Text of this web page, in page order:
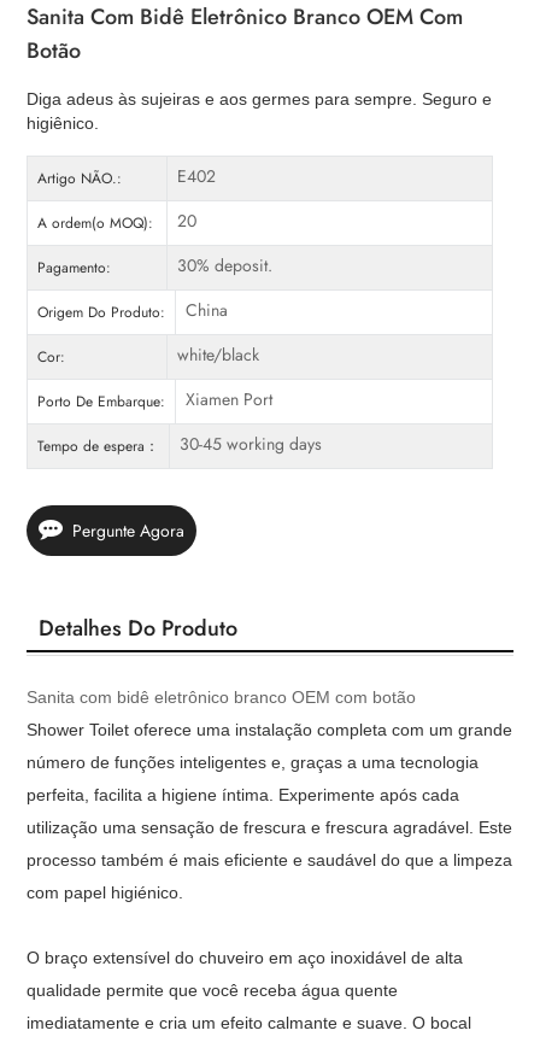
Sanita Com Bidê Eletrônico Branco OEM Com
Botão
Diga adeus às sujeiras e aos germes para sempre. Seguro e
higiênico.
Artigo NÃO.: E402
A ordem(o MOQ): 20
Pagamento: 30% deposit.
Origem Do Produto: China
Cor: white/black
Porto De Embarque: Xiamen Port
Tempo de espera： 30-45 working days
Pergunte Agora
Detalhes Do Produto
Sanita com bidê eletrônico branco OEM com botão
Shower Toilet oferece uma instalação completa com um grande
número de funções inteligentes e, graças a uma tecnologia
perfeita, facilita a higiene íntima. Experimente após cada
utilização uma sensação de frescura e frescura agradável. Este
processo também é mais eficiente e saudável do que a limpeza
com papel higiénico.
O braço extensível do chuveiro em aço inoxidável de alta
qualidade permite que você receba água quente
imediatamente e cria um efeito calmante e suave. O bocal